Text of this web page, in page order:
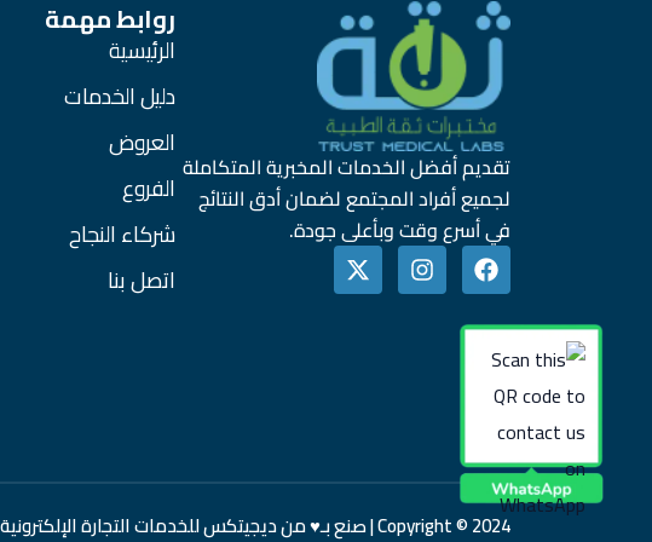
تقديم أفضل الخدمات المخبرية المتكاملة
لجميع أفراد المجتمع لضمان أدق النتائج
في أسرع وقت وبأعلى جودة.
F
a
c
e
I
n
s
X
-
t
روابط مهمة
الرئيسية
دليل الخدمات
العروض
الفروع
شركاء النجاح
اتصل بنا
Copyright © 2024 | صنع بـ♥ من ديجيتكس للخدمات التجارة الإلكترونية